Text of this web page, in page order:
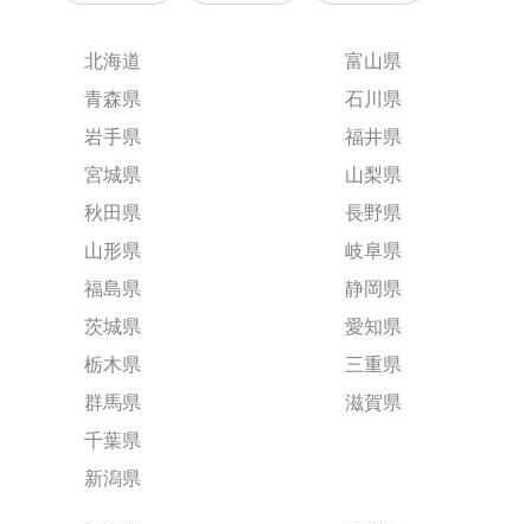
北海道
青森県
岩手県
宮城県
秋田県
山形県
福島県
茨城県
栃木県
群馬県
千葉県
新潟県
富山県
石川県
福井県
山梨県
長野県
岐阜県
静岡県
愛知県
三重県
滋賀県